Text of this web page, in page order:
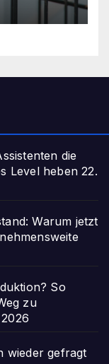
die
Level heben 22.
Warum jetzt
So
zu
wieder gefragt